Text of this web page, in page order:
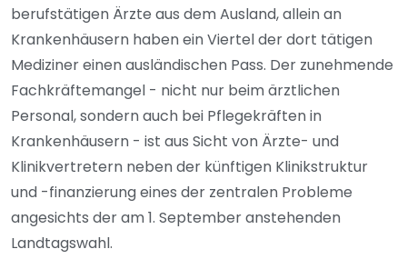
berufstätigen Ärzte aus dem Ausland, allein an
Krankenhäusern haben ein Viertel der dort tätigen
Mediziner einen ausländischen Pass. Der zunehmende
Fachkräftemangel - nicht nur beim ärztlichen
Personal, sondern auch bei Pflegekräften in
Krankenhäusern - ist aus Sicht von Ärzte- und
Klinikvertretern neben der künftigen Klinikstruktur
und -finanzierung eines der zentralen Probleme
angesichts der am 1. September anstehenden
Landtagswahl.